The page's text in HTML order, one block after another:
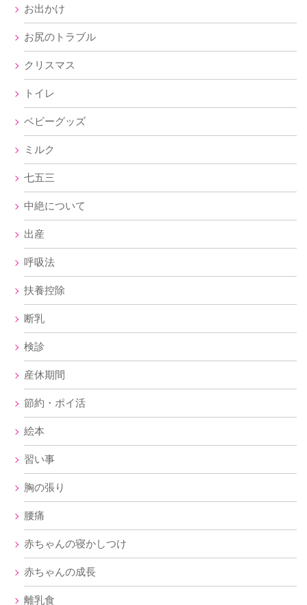
お出かけ
お尻のトラブル
クリスマス
トイレ
ベビーグッズ
ミルク
七五三
中絶について
出産
呼吸法
扶養控除
断乳
検診
産休期間
節約・ポイ活
絵本
習い事
胸の張り
腰痛
赤ちゃんの寝かしつけ
赤ちゃんの成長
離乳食